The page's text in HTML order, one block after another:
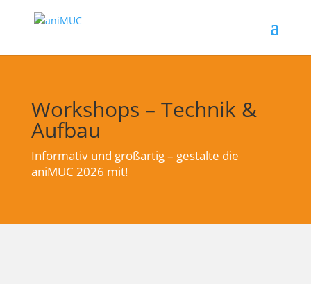
Workshops – Technik &
Aufbau
Informativ und großartig – gestalte die
aniMUC 2026 mit!